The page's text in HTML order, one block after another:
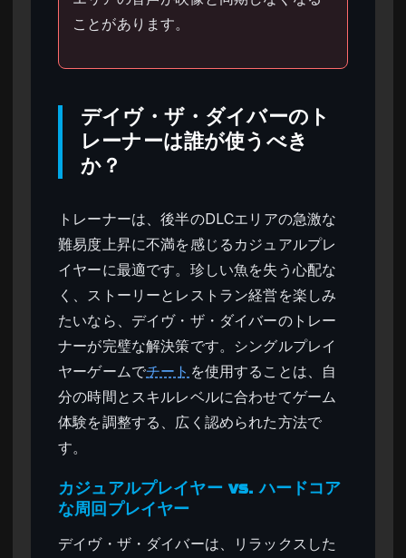
ことがあります。
デイヴ・ザ・ダイバーのト
レーナーは誰が使うべき
か？
トレーナーは、後半のDLCエリアの急激な
難易度上昇に不満を感じるカジュアルプレ
イヤーに最適です。珍しい魚を失う心配な
く、ストーリーとレストラン経営を楽しみ
たいなら、デイヴ・ザ・ダイバーのトレー
ナーが完璧な解決策です。シングルプレイ
ヤーゲームでチート を使用することは、自
分の時間とスキルレベルに合わせてゲーム
体験を調整する、広く認められた方法で
す。
カジュアルプレイヤー vs. ハードコア
な周回プレイヤー
デイヴ・ザ・ダイバーは、リラックスした